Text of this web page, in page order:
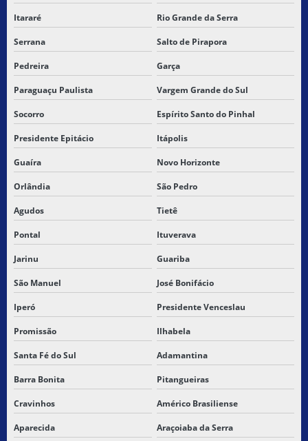
TRANSPORTADORA DE SP PARA PIAUI
TRANSPORTADORA SP PARA SANTA INES MARANHAO
TRANSPORTADORA DE SP PARA SÃO LUIS MARANHÃO
TRANSPORTADORA TERESINA
TRANSPORTADORA PARA TERESINA PI
TRANSPORTADORAS PARA PIAUI
TRANSPORTE DE CARGA QUIMICA
TRANSPORTE DE CARGAS
TRANSPORTE DE CARGAS E COMMERCE
TRANSPORTE DE CARGAS CUSTO
TRANSPORTE DE CARGAS E ENCOMENDAS
TRANSPORTE DE CARGAS FRACIONADAS
TRANSPORTE DE CARGAS FRETE
TRANSPORTE DE CARGAS INTERESTADUAL
Itararé Rio Grande da Serra
Serrana Salto de Pirapora
Pedreira Garça
Paraguaçu Paulista Vargem Grande do Sul
Socorro Espírito Santo do Pinhal
Presidente Epitácio Itápolis
Guaíra Novo Horizonte
Orlândia São Pedro
Agudos Tietê
Pontal Ituverava
Jarinu Guariba
São Manuel José Bonifácio
Iperó Presidente Venceslau
Promissão Ilhabela
Santa Fé do Sul Adamantina
Barra Bonita Pitangueiras
Cravinhos Américo Brasiliense
Aparecida Araçoiaba da Serra